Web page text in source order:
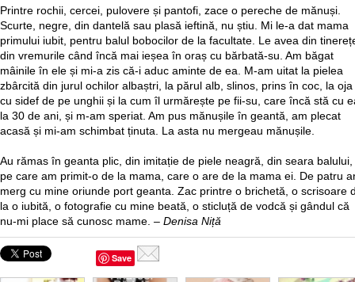
Printre rochii, cercei, pulovere și pantofi, zace o pereche de mănuși.
Scurte, negre, din dantelă sau plasă ieftină, nu știu. Mi le-a dat mama
primului iubit, pentru balul bobocilor de la facultate. Le avea din
din vremurile când încă mai ieșea în oraș cu bărbată-su. Am băgat
mâinile în ele și mi-a zis că-i aduc aminte de ea. M-am uitat la pielea
zbârcită din jurul ochilor albaștri, la părul alb, slinos, prins în coc, la oja
cu sidef de pe unghii și la cum îl urmărește pe fii-su, care încă stă cu
la 30 de ani, și m-am speriat. Am pus mănușile în geantă, am plecat
acasă și mi-am schimbat ținuta. La asta nu mergeau mănușile.
Au rămas în geanta plic, din imitație de piele neagră, din seara balului,
pe care am primit-o de la mama, care o are de la mama ei. De patru
merg cu mine oriunde port geanta. Zac printre o brichetă, o scrisoare
la o iubită, o fotografie cu mine beată, o sticluță de vodcă și gândul că
nu-mi place să cunosc mame. – Denisa Niță
Save